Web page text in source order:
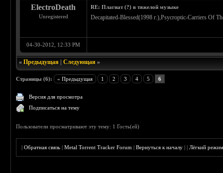
ElectroDeath
Unregistered
RE: Плагиат (?) в тяжелой музыке
Decapitated-Blessed(1998 г.),Psycroptic-Carriers Of
04-30-2012, 12:33 PM
«Предыдущая |Следующая »
Страницы (6): « Предыдущая 1 2 3 4 5 6
Версия для просмотра
Подписаться на тему
Пользователи просматривают эту тему: 1 Гость(ей)
|Обратная связь |Metal Torrent Tracker Forum |Вернуться к началу ||Лёгкий